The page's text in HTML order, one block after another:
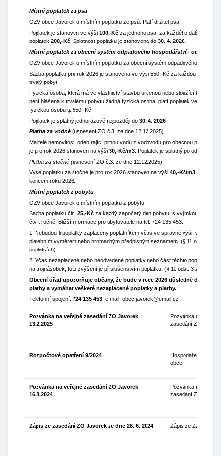
Místní poplatek za psa
OZV obce Javorek o místním poplatku ze psů. Platí držitel psa.
Poplatek je stanoven ve výši 100,-Kčza jednoho psa, za každého dalšího psa
poplatek 200,-Kč. Splatnost poplatku je stanovena do 30. 4. 2026.
Místní poplatek za obecní systém odpadového hospodářství - odpady
OZV obce Javorek o místním poplatku za obecní systém odpadového
Sazba poplatku pro rok 2026 je stanovena ve výši 550,-Kč za každou fyzickou
trvalý pobyt.
Fyzická osoba, která má ve vlastnictví stavbu určenou nebo sloužící k
není hlášena k trvalému pobytu žádná fyzická osoba, platí poplatek ve výši
fyzickou osobu tj. 550,-Kč.
Poplatek je splatný jednorázově nejpozději do 30. 4. 2026
Platba za vodné(usnesení ZO č.3. ze dne 12.12.2025)
Majitelé nemovitostí odebírající pitnou vodu z vodovodu pro obecnou potřebu.
je pro rok 2026 stanoven na výši 30,-Kč/m3. Poplatek je splatný po odečtu
Platba za stočné(usnesení ZO č.3. ze dne 12.12.2025)
Výše poplatku za stočné je pro rok 2026 stanoven na výši 40,-Kč/m3. Poplatek
koncem roku 2026.
Místní poplatek z pobytu
OZV obce Javorek o místním poplatku z pobytu
Sazba poplatku činí 25,-Kčza každý započatý den pobytu, s výjimkou dne
čtvrt ročně. Bližší informace pro ubytovatele na tel: 724 135 453.
1. Nebudou-li poplatky zaplaceny poplatníkem včas ve správné výši, vyměří
platebním výměrem nebo hromadným předpisným seznamem. (§ 11 odst. 1
poplatcích)
2. Včas nezaplacené nebo neodvedené poplatky nebo část těchto poplatků
na trojnásobek, toto zvýšení je příslušenstvím poplatku. (§ 11 odst. 3 zákona o
Obecní úřad upozorňuje občany, že bude v roce 2026 důsledně dbát na
platby a vymáhat veškeré nezaplacené poplatky a platby.
Telefonní spojení: 724 135 453, e-mail: obec.javorek@email.cz
Pozvánka na veřejné zasedání ZO Javorek
13.2.2025
Pozvánka na
zasedání ZO
Rozpočtové opatření 9/2024
Hospodaření
obce
Pozvánka na veřejné zasedání ZO Javorek
16.8.2024
Pozvánka na
zasedání ZO
Zápis ze zasedání ZO Javorek ze dne 28. 6. 2024 Zápis ze ZZO